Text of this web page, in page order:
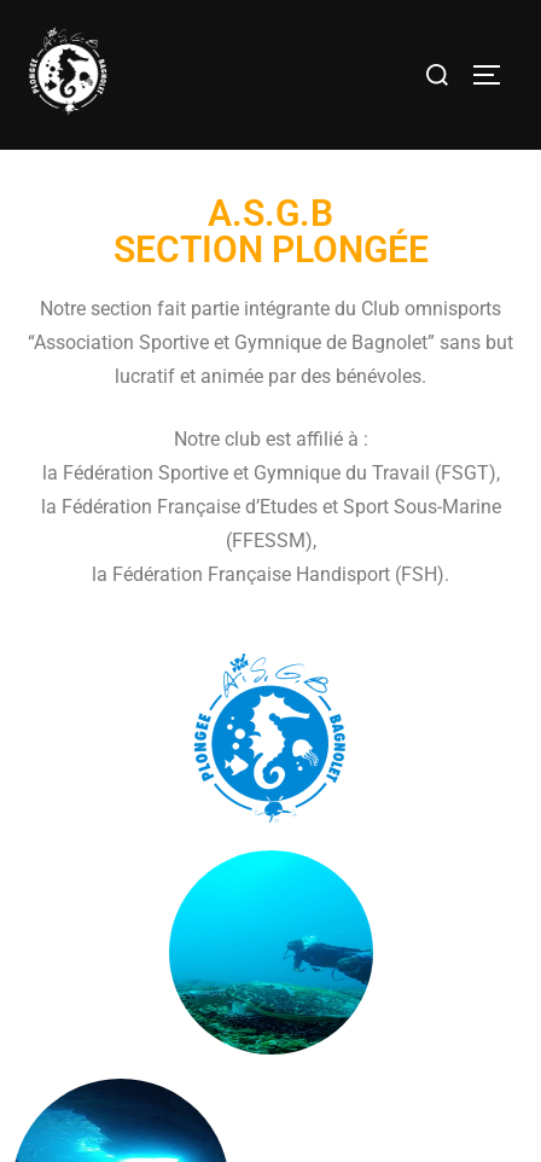
A.S.G.B
SECTION PLONGÉE
Notre section fait partie intégrante du Club omnisports
“Association Sportive et Gymnique de Bagnolet” sans but
lucratif et animée par des bénévoles.
Notre club est affilié à :
la Fédération Sportive et Gymnique du Travail (FSGT),
la Fédération Française d’Etudes et Sport Sous-Marine
(FFESSM),
la Fédération Française Handisport (FSH).